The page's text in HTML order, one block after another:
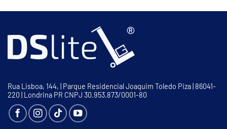
Rua Lisboa, 144, | Parque Residencial Joaquim Toledo Piza | 86041-
220 | Londrina PR CNPJ 30.953.873/0001-80